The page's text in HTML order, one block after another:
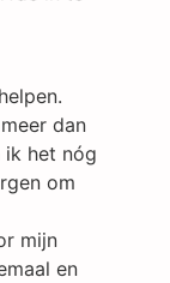
dan
ik het nóg
om
mijn
en